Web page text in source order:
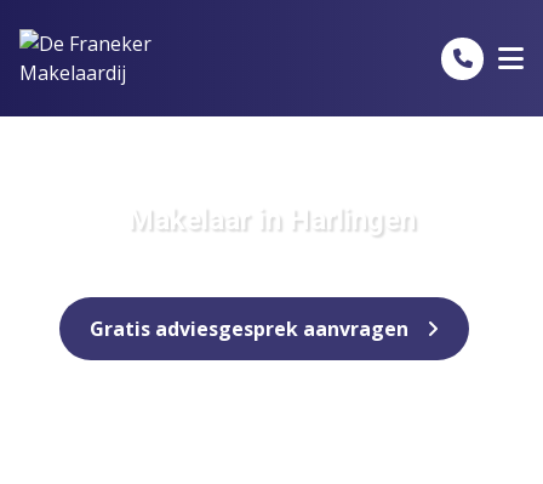
Makelaar in Harlingen
Gratis adviesgesprek aanvragen